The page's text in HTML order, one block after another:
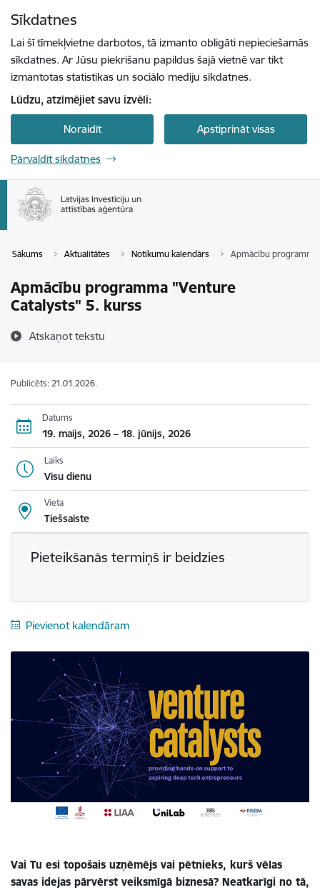
Sīkdatnes
Lai šī tīmekļvietne darbotos, tā izmanto obligāti nepieciešamās
sīkdatnes. Ar Jūsu piekrišanu papildus šajā vietnē var tikt
izmantotas statistikas un sociālo mediju sīkdatnes.
Lūdzu, atzīmējiet savu izvēli:
Noraidīt Apstiprināt visas
Pārvaldīt sīkdatnes
Sākums Aktualitātes Notikumu kalendārs Apmācību
Apmācību programma "Venture
Catalysts" 5. kurss
Atskaņot tekstu
Publicēts: 21.01.2026.
Datums
19. maijs, 2026 – 18. jūnijs, 2026
Laiks
Visu dienu
Vieta
Tiešsaiste
Pieteikšanās termiņš ir beidzies
Pievienot kalendāram
Vai Tu esi topošais uzņēmējs vai pētnieks, kurš vēlas
savas idejas pārvērst veiksmīgā biznesā? Neatkarīgi no tā,